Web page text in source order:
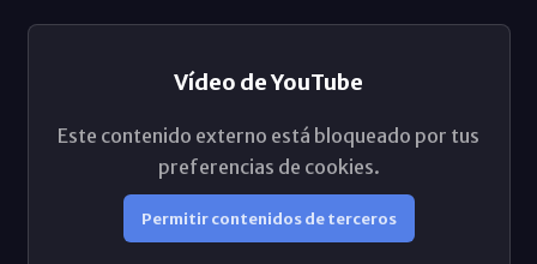
Vídeo de YouTube
Este contenido externo está bloqueado por tus
preferencias de cookies.
Permitir contenidos de terceros